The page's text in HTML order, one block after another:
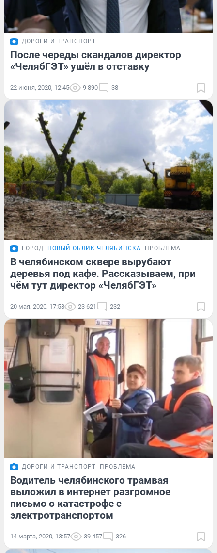
ДОРОГИ И ТРАНСПОРТ
После череды скандалов директор
«ЧелябГЭТ» ушёл в отставку
22 июня, 2020, 12:45 9 890 38
ГОРОД НОВЫЙ ОБЛИК ЧЕЛЯБИНСКА ПРОБЛЕМА
В челябинском сквере вырубают
деревья под кафе. Рассказываем, при
чём тут директор «ЧелябГЭТ»
20 мая, 2020, 17:58 23 621 232
ДОРОГИ И ТРАНСПОРТ ПРОБЛЕМА
Водитель челябинского трамвая
выложил в интернет разгромное
письмо о катастрофе с
электротранспортом
14 марта, 2020, 13:57 39 457 326